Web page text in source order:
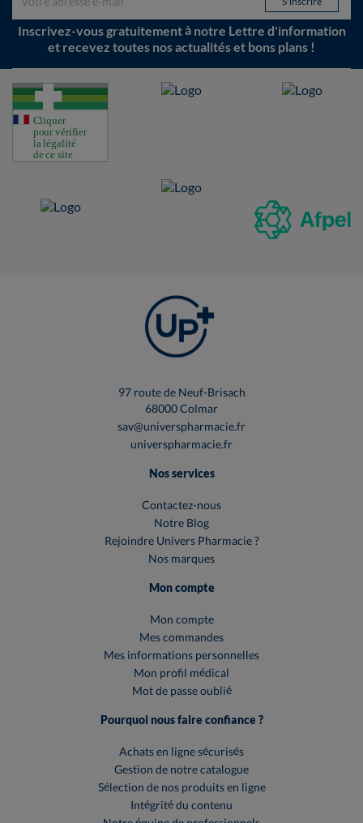
Inscrivez-vous gratuitement à notre Lettre d'information
et recevez toutes nos actualités et bons plans !
97 route de Neuf-Brisach
68000 Colmar
sav@universpharmacie.fr
universpharmacie.fr
Nos services
Contactez-nous
Notre Blog
Rejoindre Univers Pharmacie ?
Nos marques
Mon compte
Mon compte
Mes commandes
Mes informations personnelles
Mon profil médical
Mot de passe oublié
Pourquoi nous faire confiance ?
Achats en ligne sécurisés
Gestion de notre catalogue
Sélection de nos produits en ligne
Intégrité du contenu